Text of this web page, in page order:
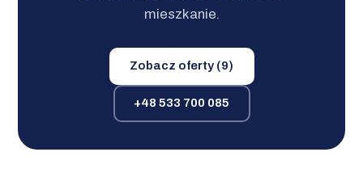
mieszkanie.
Zobacz oferty (9)
+48 533 700 085